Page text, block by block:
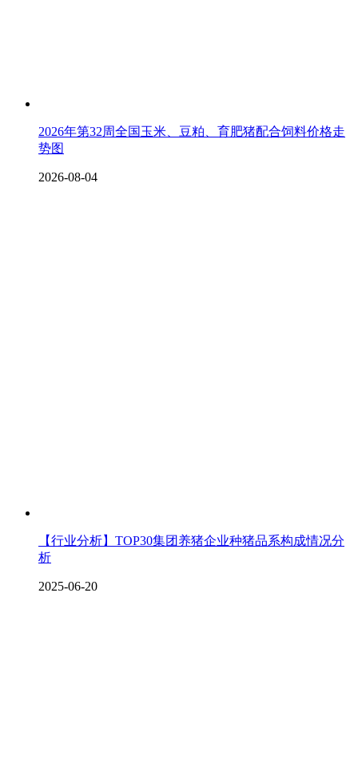
2026年第32周全国玉米、豆粕、育肥猪配合饲料价格走
势图
2026-08-04
【行业分析】TOP30集团养猪企业种猪品系构成情况分
析
2025-06-20